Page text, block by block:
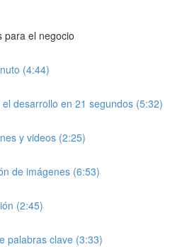
para el negocio
(4:44)
desarrollo en 21 segundos (5:32)
y videos (2:25)
de imágenes (6:53)
(2:45)
palabras clave (3:33)